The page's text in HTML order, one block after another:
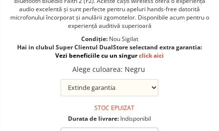
Telefoane mobile ALTE BRANDURI
audio excelentă și sunt perfecte pentru apeluri hands-free datorită
microfonului încorporat și anulării zgomotelor. Disponibile acum pentru o
experiență auditivă superioară
Condiție: Nou Sigilat
Hai in clubul Super Clientul DualStore selectand extra garantia:
Vezi beneficiile cu un singurclick aici
Alege culoarea: Negru
STOC EPUIZAT
Durata de livrare: Indisponibil